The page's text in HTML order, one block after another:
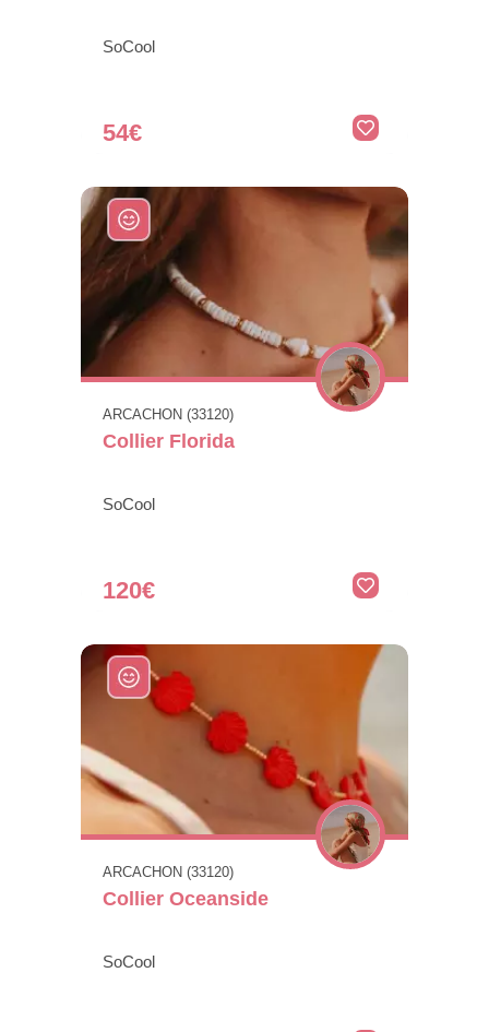
SoCool
54€
ARCACHON (33120)
Collier Florida
SoCool
120€
ARCACHON (33120)
Collier Oceanside
SoCool